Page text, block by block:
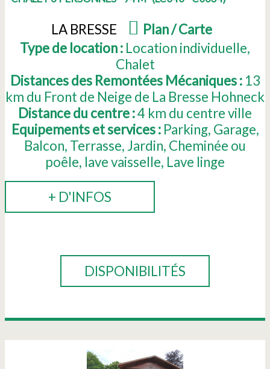
LA BRESSE Plan / Carte)
Type de location : Location individuelle
Chalet
Distances des Remontées Mécaniques : 13
km du Front de Neige de La Bresse Hohneck
Distance du centre :4 km du centre ville
Equipements et services : Parking Garage
Balcon Terrasse Jardin Cheminée ou
poêle lave vaisselle Lave linge
+ D'INFOS
DISPONIBILITÉS